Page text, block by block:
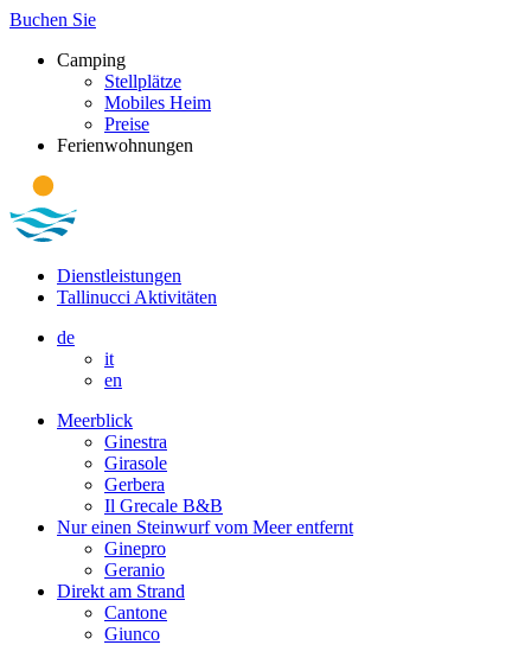
Buchen Sie
Camping
Stellplätze
Mobiles Heim
Preise
Ferienwohnungen
Dienstleistungen
Tallinucci Aktivitäten
de
it
en
Meerblick
Ginestra
Girasole
Gerbera
Il Grecale B&B
Nur einen Steinwurf vom Meer entfernt
Ginepro
Geranio
Direkt am Strand
Cantone
Giunco